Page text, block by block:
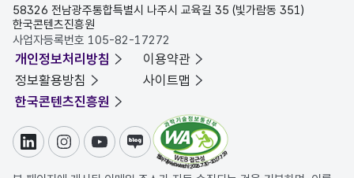
58326 전남광주통합특별시 나주시 교육길 35 (빛가람동 351)
한국콘텐츠진흥원
사업자등록번호 105-82-17272
개인정보처리방침
이용약관
정보활용방침
사이트맵
한국콘텐츠진흥원
링크드인인스타그램
유튜브블로그